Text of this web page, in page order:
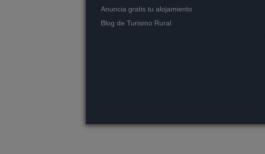
Anuncia gratis tu alojamiento
Blog de Turismo Rural